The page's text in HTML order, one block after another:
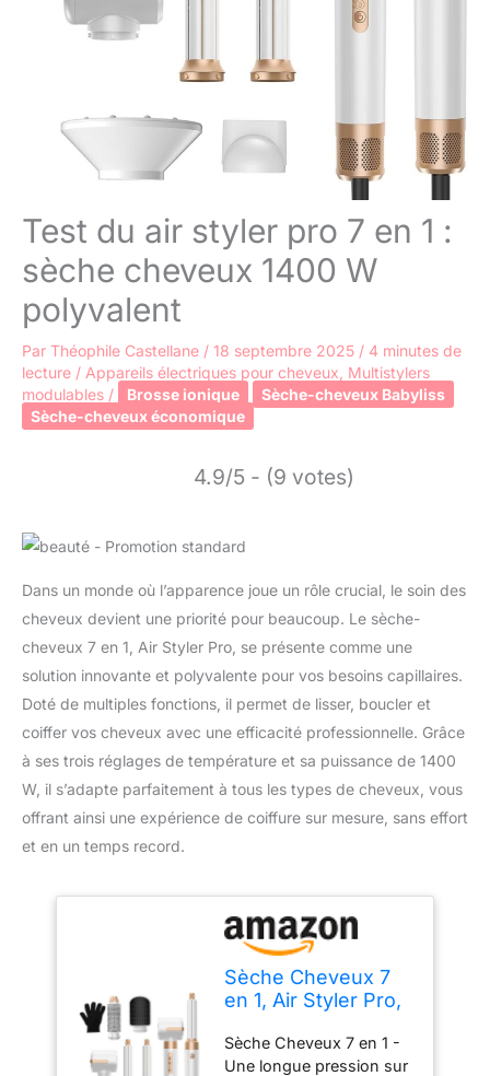
Test du air styler pro 7 en 1 :
sèche cheveux 1400 W
polyvalent
Par Théophile Castellane / 18 septembre 2025 / 4 minutes de
lecture / Appareils électriques pour cheveux Multistylers
modulables / Brosse ionique
Sèche-cheveux Babyliss
Sèche-cheveux économique
4.9/5 - (9 votes)
Dans un monde où l’apparence joue un rôle crucial, le soin des
cheveux devient une priorité pour beaucoup. Le sèche-
cheveux 7 en 1, Air Styler Pro, se présente comme une
solution innovante et polyvalente pour vos besoins capillaires.
Doté de multiples fonctions, il permet de lisser, boucler et
coiffer vos cheveux avec une efficacité professionnelle. Grâce
à ses trois réglages de température et sa puissance de 1400
W, il s’adapte parfaitement à tous les types de cheveux, vous
offrant ainsi une expérience de coiffure sur mesure, sans effort
et en un temps record.
Sèche Cheveux 7
en 1, Air Styler Pro,
Diffuseur Boucle
Sèche Cheveux 7 en 1 -
Une longue pression sur